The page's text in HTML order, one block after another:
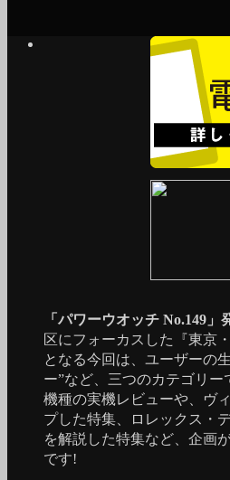
「パワーウオッチ No.149」
区にフォーカスした『東京
となる今回は、ユーザーの
ー”など、三つのカテゴリ
機種の実機レビューや、ヴ
プした特集、ロレックス・
を解説した特集など、企画
です!